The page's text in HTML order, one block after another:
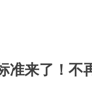
准来了！不